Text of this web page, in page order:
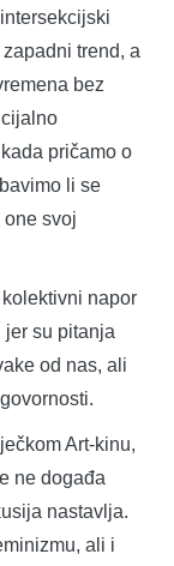
trend, a
bez
pričamo o
li se
svoj
napor
jer su pitanja
od nas, ali
Art-kinu,
ne događa
nastavlja.
ali i